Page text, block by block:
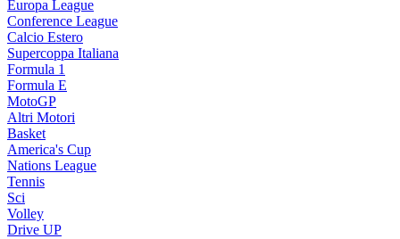
Europa League
Conference League
Calcio Estero
Supercoppa Italiana
Formula 1
Formula E
MotoGP
Altri Motori
Basket
America's Cup
Nations League
Tennis
Sci
Volley
Drive UP